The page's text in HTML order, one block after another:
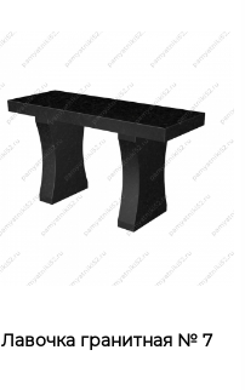
Лавочка гранитная № 7